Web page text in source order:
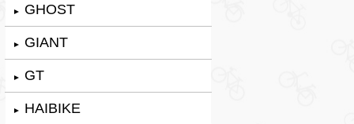
► GHOST
► GIANT
► GT
► HAIBIKE